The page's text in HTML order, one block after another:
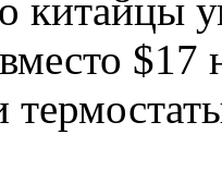
китайцы
$17